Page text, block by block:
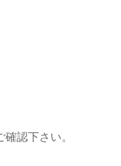
認下さい。